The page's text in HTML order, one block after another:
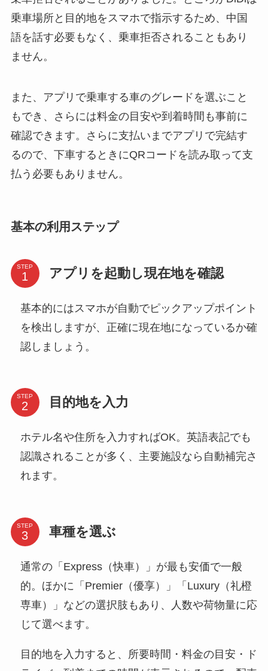
乗車場所と目的地をスマホで指示するため、中国
語を話す必要もなく、乗車拒否されることもあり
ません。
また、アプリで乗車する車のグレードを選ぶこと
もでき、さらには料金の目安や到着時間も事前に
確認できます。さらに支払いまでアプリで完結す
るので、下車するときにQRコードを読み取って支
払う必要もありません。
基本の利用ステップ
STEP アプリを起動し現在地を確認
基本的にはスマホが自動でピックアップポイント
を検出しますが、正確に現在地になっているか確
認しましょう。
STEP 目的地を入力
ホテル名や住所を入力すればOK。英語表記でも
認識されることが多く、主要施設なら自動補完さ
れます。
STEP 車種を選ぶ
通常の「Express（快車）」が最も安価で一般
的。ほかに「Premier（優享）」「Luxury（礼橙
専車）」などの選択肢もあり、人数や荷物量に応
じて選べます。
目的地を入力すると、所要時間・料金の目安・ド